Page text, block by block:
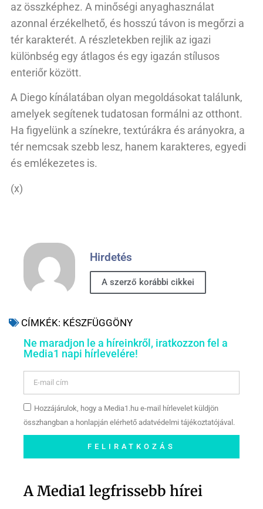
az összképhez. A minőségi anyaghasználat
azonnal érzékelhető, és hosszú távon is megőrzi a
tér karakterét. A részletekben rejlik az igazi
különbség egy átlagos és egy igazán stílusos
enteriőr között.
A Diego kínálatában olyan megoldásokat találunk,
amelyek segítenek tudatosan formálni az otthont.
Ha figyelünk a színekre, textúrákra és arányokra, a
tér nemcsak szebb lesz, hanem karakteres, egyedi
és emlékezetes is.
(x)
Hirdetés
A szerző korábbi cikkei
CÍMKÉK: KÉSZFÜGGÖNY
Ne maradjon le a híreinkről, iratkozzon fel a
Media1 napi hírlevelére!
Hozzájárulok, hogy a Media1.hu e-mail hírlevelet küldjön
összhangban a honlapján elérhető adatvédelmi tájékoztatójával.
FELIRATKOZÁS
oldalunkon!
A Media1 legfrissebb hírei